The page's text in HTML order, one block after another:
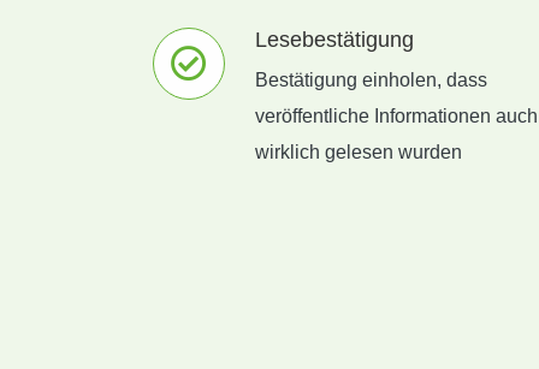
Lesebestätigung
Bestätigung einholen, dass
veröffentliche Informationen auch
wirklich gelesen wurden